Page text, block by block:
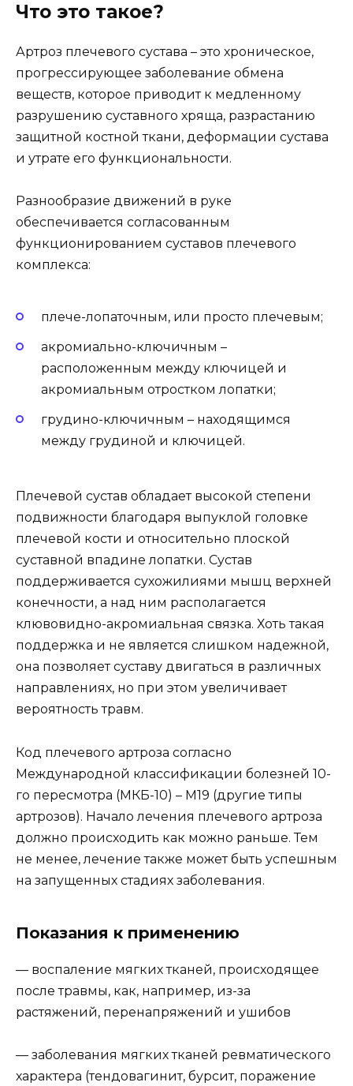
Что это такое?
Артроз плечевого сустава – это хроническое,
прогрессирующее заболевание обмена
веществ, которое приводит к медленному
разрушению суставного хряща, разрастанию
защитной костной ткани, деформации сустава
и утрате его функциональности.
Разнообразие движений в руке
обеспечивается согласованным
функционированием суставов плечевого
комплекса:
плече-лопаточным, или просто плечевым;
акромиально-ключичным –
расположенным между ключицей и
акромиальным отростком лопатки;
грудино-ключичным – находящимся
между грудиной и ключицей.
Плечевой сустав обладает высокой степени
подвижности благодаря выпуклой головке
плечевой кости и относительно плоской
суставной впадине лопатки. Сустав
поддерживается сухожилиями мышц верхней
конечности, а над ним располагается
клювовидно-акромиальная связка. Хоть такая
поддержка и не является слишком надежной,
она позволяет суставу двигаться в различных
направлениях, но при этом увеличивает
вероятность травм.
Код плечевого артроза согласно
Международной классификации болезней 10-
го пересмотра (МКБ-10) – М19 (другие типы
артрозов). Начало лечения плечевого артроза
должно происходить как можно раньше. Тем
не менее, лечение также может быть успешным
на запущенных стадиях заболевания.
Показания к применению
— воспаление мягких тканей, происходящее
после травмы, как, например, из-за
растяжений, перенапряжений и ушибов
— заболевания мягких тканей ревматического
характера (тендовагинит, бурсит, поражение